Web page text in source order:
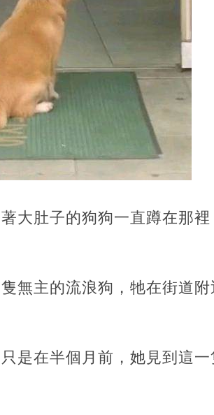
大肚子的狗狗一直蹲在那
無主的流浪狗，牠在街道
是在半個月前，她見到這